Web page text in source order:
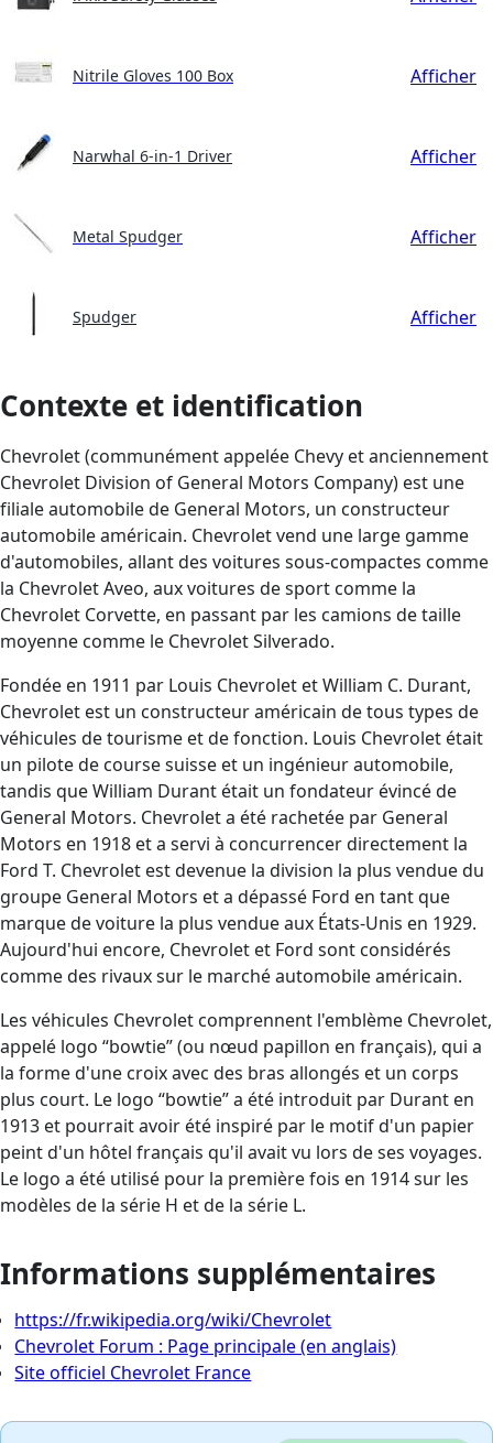
Nitrile Gloves 100 Box Afficher
Narwhal 6-in-1 Driver Afficher
Metal Spudger Afficher
Spudger Afficher
Contexte et identification
Chevrolet (communément appelée Chevy et anciennement
Chevrolet Division of General Motors Company) est une
filiale automobile de General Motors, un constructeur
automobile américain. Chevrolet vend une large gamme
d'automobiles, allant des voitures sous-compactes comme
la Chevrolet Aveo, aux voitures de sport comme la
Chevrolet Corvette, en passant par les camions de taille
moyenne comme le Chevrolet Silverado.
Fondée en 1911 par Louis Chevrolet et William C. Durant,
Chevrolet est un constructeur américain de tous types de
véhicules de tourisme et de fonction. Louis Chevrolet était
un pilote de course suisse et un ingénieur automobile,
tandis que William Durant était un fondateur évincé de
General Motors. Chevrolet a été rachetée par General
Motors en 1918 et a servi à concurrencer directement la
Ford T. Chevrolet est devenue la division la plus vendue du
groupe General Motors et a dépassé Ford en tant que
marque de voiture la plus vendue aux États-Unis en 1929.
Aujourd'hui encore, Chevrolet et Ford sont considérés
comme des rivaux sur le marché automobile américain.
Les véhicules Chevrolet comprennent l'emblème Chevrolet,
appelé logo “bowtie” (ou nœud papillon en français), qui a
la forme d'une croix avec des bras allongés et un corps
plus court. Le logo “bowtie” a été introduit par Durant en
1913 et pourrait avoir été inspiré par le motif d'un papier
peint d'un hôtel français qu'il avait vu lors de ses voyages.
Le logo a été utilisé pour la première fois en 1914 sur les
modèles de la série H et de la série L.
Informations supplémentaires
https://fr.wikipedia.org/wiki/Chevrolet
Chevrolet Forum : Page principale (en anglais)
Site officiel Chevrolet France